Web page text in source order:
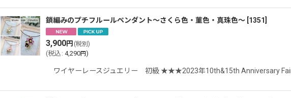
鎖編みのプチフルールペンダント〜さくら色・菫色・真珠色〜 1351
3,900円 (税別)
(税込 : 4,290円)
ワイヤーレースジュエリー 初級 ★★★2023年10th&15th Anniversary